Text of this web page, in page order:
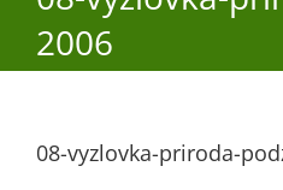
O
2006
08-vyzlovka-priroda-